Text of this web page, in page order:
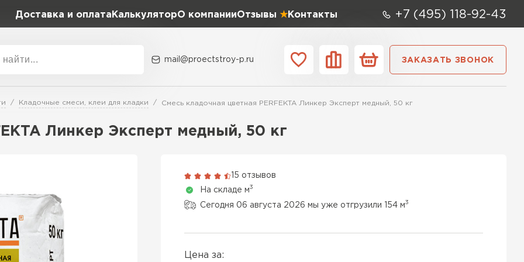
Доставка и оплата КалькуляторО компанииОтзывы Контакты +7 (495) 118-92-43
Плотность
D400
D600
Размер, мм
600х200х250
600х300х200
250 мм
300 мм
mail@proectstroy-p.ru ЗАКАЗАТЬ ЗВОНОК
Кладочные смеси, клеи для кладки Смесь кладочная цветная PERFEKTA Линкер Эксперт медный, 50 кг
Линкер Эксперт медный, 50 кг
15 отзывов
На складе м3
Сегодня 06 августа 2026 мы уже отгрузили 154 м3
Цена за:
ПЕРЕЙТИ
ПЕРЕЙТИ